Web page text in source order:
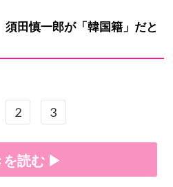
須田慎一郎が「韓国籍」だと
2 3
を読む ▶